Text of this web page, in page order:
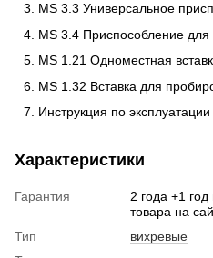
MS 3.3 Универсальное
MS 3.4 Приспособление для
MS 1.21 Одноместная
MS 1.32 Вставка для
Инструкция по эксплуатации
Характеристики
Гарантия
2 года +1
товара на
Тип
вихревые